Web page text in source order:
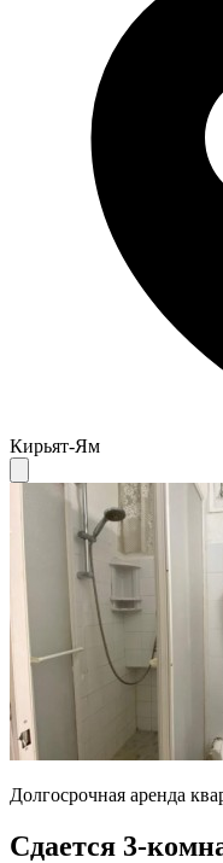
Кирьят-Ям
Долгосрочная аренда
Сдается 3-